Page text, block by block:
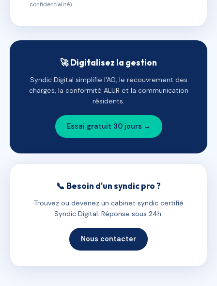
confidentialité).
🚀 Digitalisez la gestion
Syndic Digital simplifie l'AG, le recouvrement des
charges, la conformité ALUR et la communication
résidents.
Essai gratuit 30 jours →
📞 Besoin d'un syndic pro ?
Trouvez ou devenez un cabinet syndic certifié
Syndic Digital. Réponse sous 24h.
Nous contacter